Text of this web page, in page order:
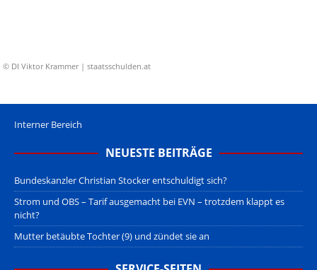
© DI Viktor Krammer | staatsschulden.at
Interner Bereich
NEUESTE BEITRÄGE
Bundeskanzler Christian Stocker entschuldigt sich?
Strom und OBS – Tarif ausgemacht bei EVN – trotzdem klappt es
nicht?
Mutter betäubte Tochter (9) und zündet sie an